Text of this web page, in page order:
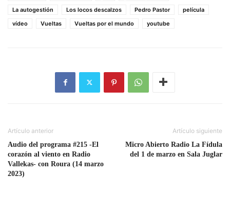
La autogestión
Los locos descalzos Pedro Pastor
película
vídeo
Vueltas Vueltas por el mundo youtube
Artículo anterior
Audio del programa #215 -El
corazón al viento en Radio
Vallekas- con Roura (14 marzo
2023)
Artículo siguiente
Micro Abierto Radio La Fídula
del 1 de marzo en Sala Juglar